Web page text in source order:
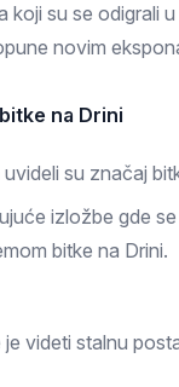
su se odigrali
novim
na Drini
su značaj
izložbe gde
bitke na Drini.
videti stalnu